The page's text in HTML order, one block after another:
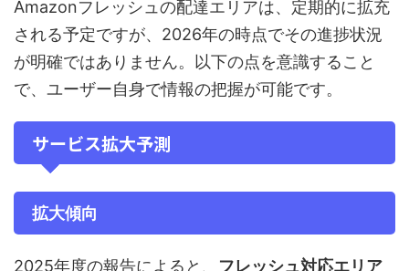
Amazonフレッシュの配達エリアは、定期的に拡充
される予定ですが、2026年の時点でその進捗状況
が明確ではありません。以下の点を意識すること
で、ユーザー自身で情報の把握が可能です。
サービス拡大予測
拡大傾向
2025年度の報告によると、 フレッシュ対応エリア